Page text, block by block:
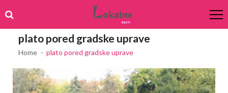
to
navigation
to
content
plato pored gradske uprave
Home plato pored gradske uprave